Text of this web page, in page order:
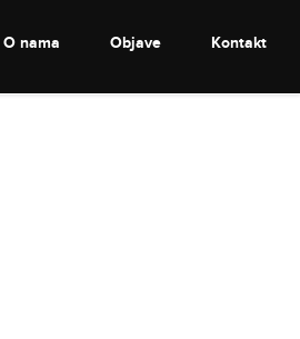
O nama Objave Kontakt